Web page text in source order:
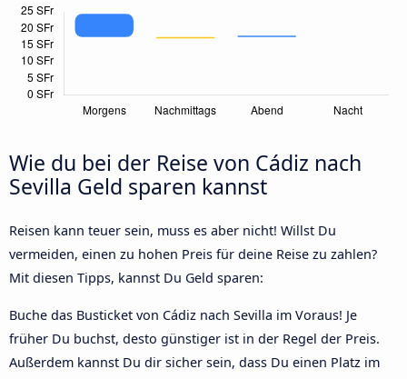
Wie du bei der Reise von Cádiz nach
Sevilla Geld sparen kannst
Reisen kann teuer sein, muss es aber nicht! Willst Du
vermeiden, einen zu hohen Preis für deine Reise zu zahlen?
Mit diesen Tipps, kannst Du Geld sparen:
Buche das Busticket von Cádiz nach Sevilla im Voraus! Je
früher Du buchst, desto günstiger ist in der Regel der Preis.
Außerdem kannst Du dir sicher sein, dass Du einen Platz im